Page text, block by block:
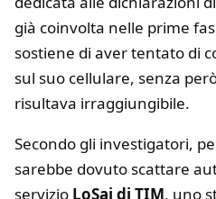
già coinvolta nelle prime
sostiene di aver tentato di
sul suo cellulare, senza
risultava irraggiungibile.
Secondo gli investigatori,
sarebbe dovuto scattare
servizio LoSai di TIM, uno